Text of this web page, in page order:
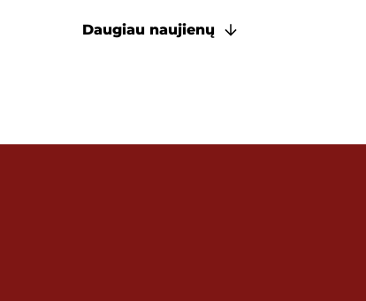
Daugiau naujienų